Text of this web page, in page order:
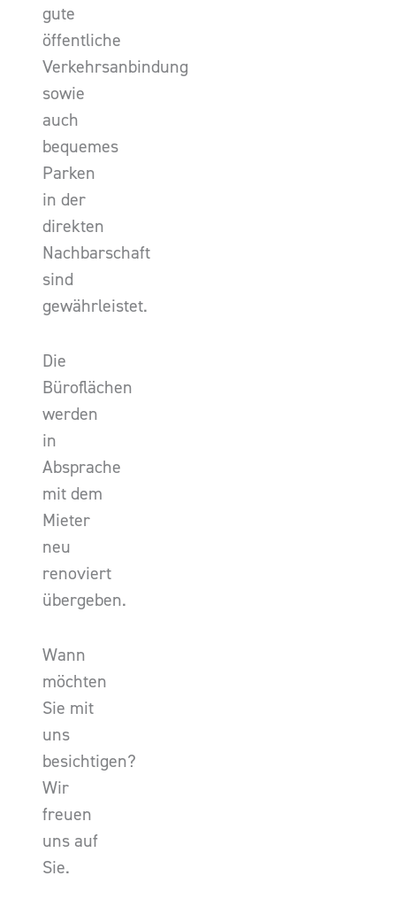
gute
öffentliche
Verkehrsanbindung
sowie
auch
bequemes
Parken
in der
direkten
Nachbarschaft
sind
gewährleistet.
Die
Büroflächen
werden
in
Absprache
mit dem
Mieter
neu
renoviert
übergeben.
Wann
möchten
Sie mit
uns
besichtigen?
Wir
freuen
uns auf
Sie.